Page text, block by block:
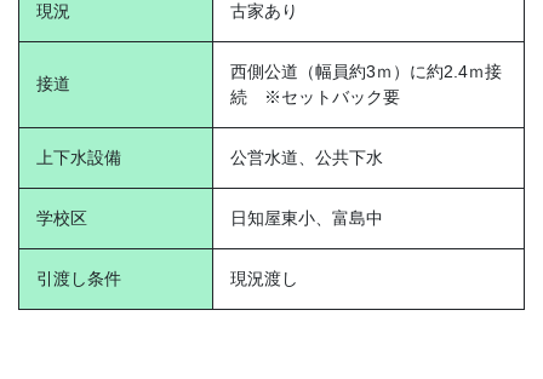
現況 古家あり
接道
西側公道（幅員約3ｍ）に約2.4ｍ接
続 ※セットバック要
上下水設備 公営水道、公共下水
学校区 日知屋東小、富島中
引渡し条件 現況渡し